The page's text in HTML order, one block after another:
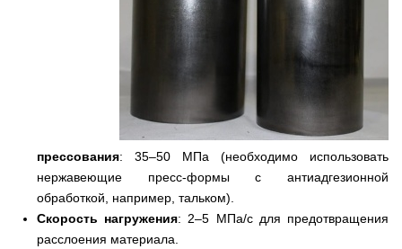
прессования: 35–50 МПа (необходимо использовать
нержавеющие пресс-формы с антиадгезионной
обработкой, например, тальком).
Скорость нагружения: 2–5 МПа/с для предотвращения
расслоения материала.